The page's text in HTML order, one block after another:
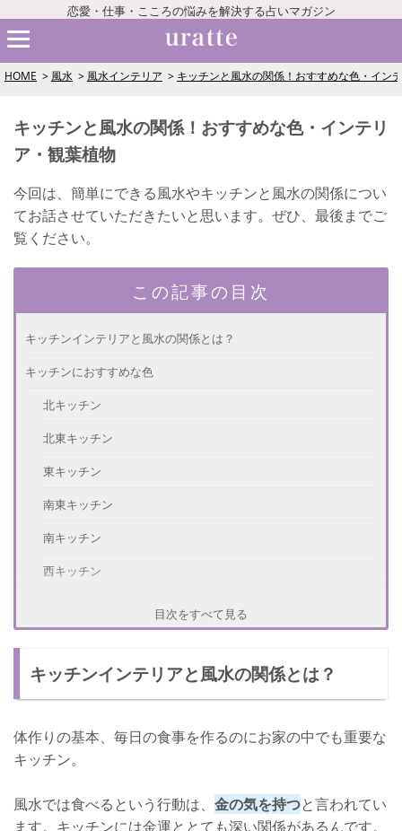
恋愛・仕事・こころの悩みを解決する占いマガジン
HOME 風水 風水インテリア キッチンと風水の関係！おすすめな色・イン
キッチンと風水の関係！おすすめな色・インテリ
ア・観葉植物
今回は、簡単にできる風水やキッチンと風水の関係につい
てお話させていただきたいと思います。ぜひ、最後までご
覧ください。
この記事の目次
キッチンインテリアと風水の関係とは？
キッチンにおすすめな色
北キッチン
北東キッチン
東キッチン
南東キッチン
南キッチン
西キッチン
キッチンにおすすめな観葉植物
初心者にもおすすめなポトス
キッチンにNGな風水
冷蔵庫の上に電化製品はNG
冷蔵庫内にも注意
目次をすべて見る
キッチンインテリアと風水の関係とは？
体作りの基本、毎日の食事を作るのにお家の中でも重要な
キッチン。
風水では食べるという行動は、 金の気を持つと言われてい
ます。キッチンには金運ととても深い関係があるんです。